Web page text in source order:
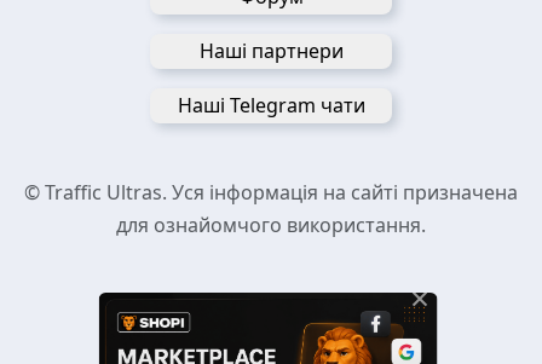
Наші партнери
Наші Telegram чати
© Traffic Ultras. Уся інформація на сайті призначена
для ознайомчого використання.
×